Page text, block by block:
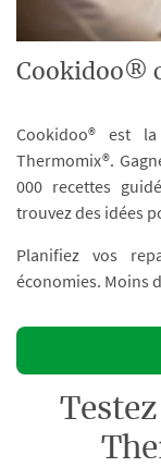
Cookidoo®
Cookidoo® est
Thermomix®.
000 recettes
trouvez des idées
Planifiez vos
économies. Moins